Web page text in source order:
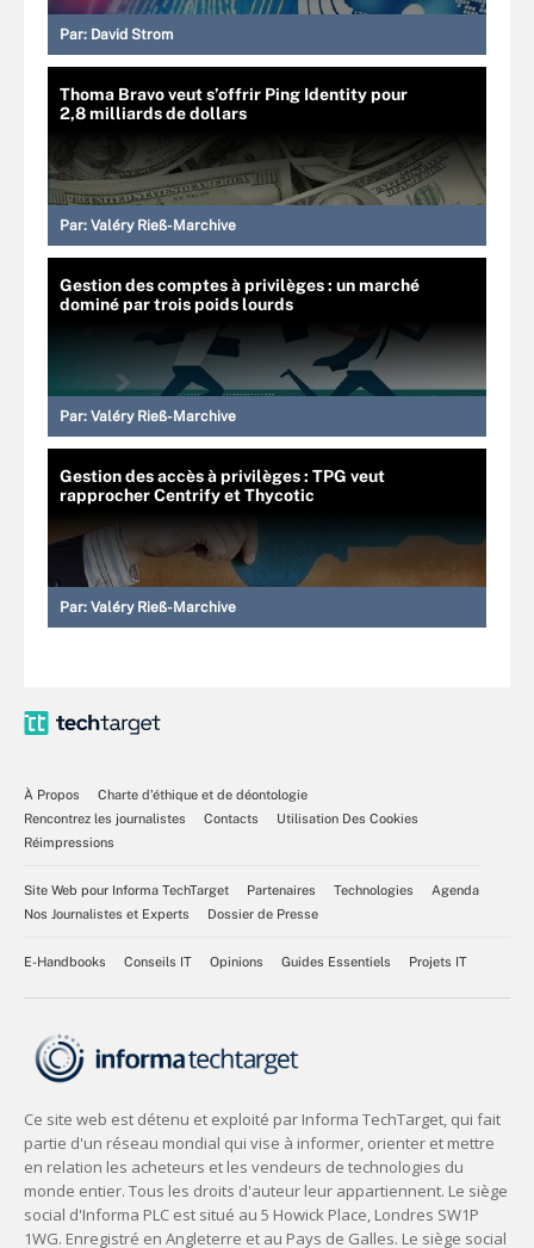
Par: David Strom
Thoma Bravo veut s’offrir Ping Identity pour
2,8 milliards de dollars
Par: Valéry Rieß-Marchive
Gestion des comptes à privilèges : un marché
dominé par trois poids lourds
Par: Valéry Rieß-Marchive
Gestion des accès à privilèges : TPG veut
rapprocher Centrify et Thycotic
Par: Valéry Rieß-Marchive
À Propos
Charte d’éthique et de déontologie
Rencontrez les journalistes
Contacts
Utilisation Des Cookies
Réimpressions
Site Web pour Informa TechTarget Partenaires Technologies
Agenda
Nos Journalistes et Experts
Dossier de Presse
E-Handbooks Conseils IT Opinions Guides Essentiels Projets IT